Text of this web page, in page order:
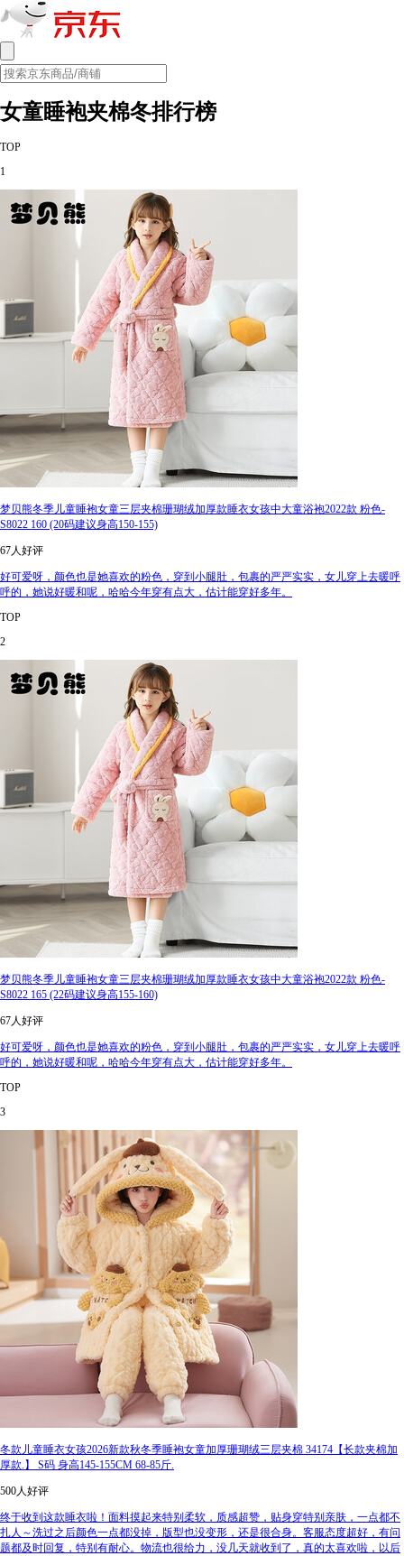
女童睡袍夹棉冬排行榜
TOP
1
梦贝熊冬季儿童睡袍女童三层夹棉珊瑚绒加厚款睡衣女孩中大童浴袍2022款 粉色-
S8022 160 (20码建议身高150-155)
67人好评
好可爱呀，颜色也是她喜欢的粉色，穿到小腿肚，包裹的严严实实，女儿穿上去暖呼
呼的，她说好暖和呢，哈哈今年穿有点大，估计能穿好多年。
TOP
2
梦贝熊冬季儿童睡袍女童三层夹棉珊瑚绒加厚款睡衣女孩中大童浴袍2022款 粉色-
S8022 165 (22码建议身高155-160)
67人好评
好可爱呀，颜色也是她喜欢的粉色，穿到小腿肚，包裹的严严实实，女儿穿上去暖呼
呼的，她说好暖和呢，哈哈今年穿有点大，估计能穿好多年。
TOP
3
冬款儿童睡衣女孩2026新款秋冬季睡袍女童加厚珊瑚绒三层夹棉 34174【长款夹棉加
厚款.】 S码 身高145-155CM 68-85斤.
500人好评
终于收到这款睡衣啦！面料摸起来特别柔软，质感超赞，贴身穿特别亲肤，一点都不
扎人～洗过之后颜色一点都没掉，版型也没变形，还是很合身。客服态度超好，有问
题都及时回复，特别有耐心。物流也很给力，没几天就收到了，真的太喜欢啦，以后